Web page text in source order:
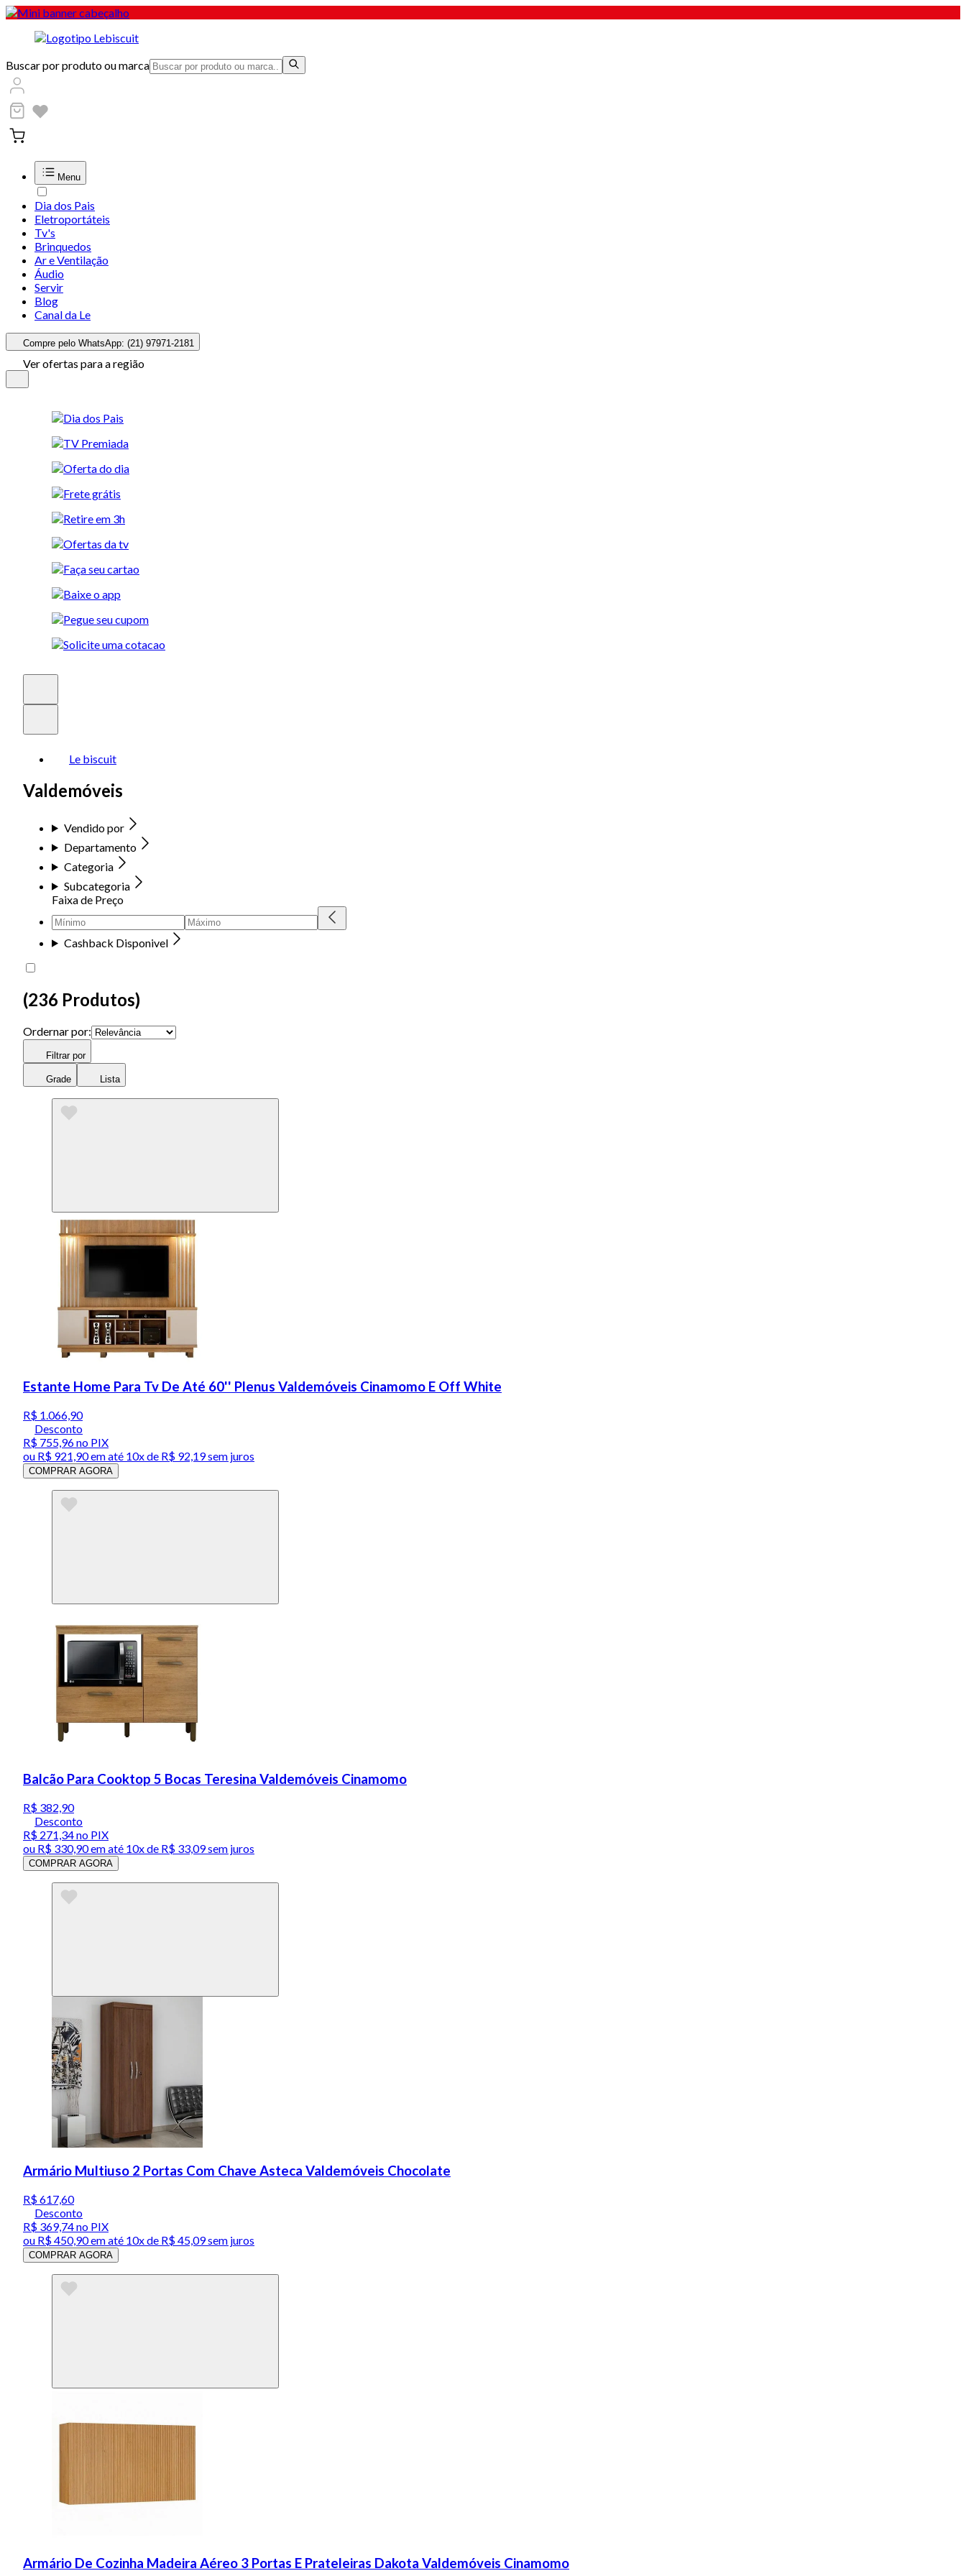
Buscar por produto ou marca
Menu
Dia dos Pais
Eletroportáteis
Tv's
Brinquedos
Ar e Ventilação
Áudio
Servir
Blog
Canal da Le
Compre pelo WhatsApp: (21) 97971-2181
Ver ofertas para a região
Le biscuit
Valdemóveis
Vendido por
Departamento
Categoria
Subcategoria
Faixa de Preço
Cashback Disponivel
(236 Produtos)
Ordernar por:
Filtrar por
Grade Lista
Estante Home Para Tv De Até 60'' Plenus Valdemóveis Cinamomo E Off White
R$ 1.066,90
Desconto
R$ 755,96no PIX
ou R$ 921,90em até 10x de R$ 92,19 sem juros
COMPRAR AGORA
Balcão Para Cooktop 5 Bocas Teresina Valdemóveis Cinamomo
R$ 382,90
Desconto
R$ 271,34no PIX
ou R$ 330,90em até 10x de R$ 33,09 sem juros
COMPRAR AGORA
Armário Multiuso 2 Portas Com Chave Asteca Valdemóveis Chocolate
R$ 617,60
Desconto
R$ 369,74no PIX
ou R$ 450,90em até 10x de R$ 45,09 sem juros
COMPRAR AGORA
Armário De Cozinha Madeira Aéreo 3 Portas E Prateleiras Dakota Valdemóveis Cinamomo